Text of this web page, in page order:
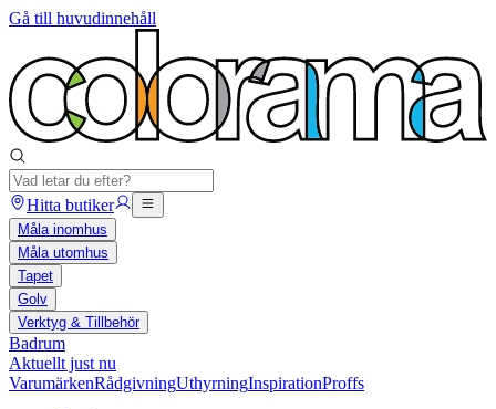
Gå till huvudinnehåll
Hitta butiker
Måla inomhus
Måla utomhus
Tapet
Golv
Verktyg & Tillbehör
Badrum
Aktuellt just nu
VarumärkenRådgivningUthyrningInspirationProffs